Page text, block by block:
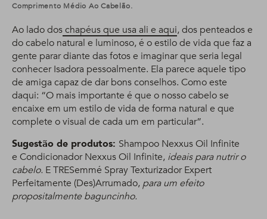
Comprimento Médio Ao Cabelão.
Ao lado doschapéus que usa ali e aqui, dos penteados e
do cabelo natural e luminoso, é o estilo de vida que faz a
gente parar diante das fotos e imaginar que seria legal
conhecer Isadora pessoalmente. Ela parece aquele tipo
de amiga capaz de dar bons conselhos. Como este
daqui: “O mais importante é que o nosso cabelo se
encaixe em um estilo de vida de forma natural e que
complete o visual de cada um em particular”.
Sugestão de produtos: Shampoo Nexxus Oil Infinite
e Condicionador Nexxus Oil Infinite, ideais para nutrir o
cabelo. E TRESemmé Spray Texturizador Expert
Perfeitamente (Des)Arrumado, para um efeito
propositalmente baguncinho.